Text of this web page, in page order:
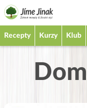
Recepty Kurzy Klub